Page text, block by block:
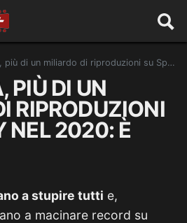
un miliardo di riproduzioni su Spotify nel 2020: è record
PIÙ DI UN
RIPRODUZIONI
NEL 2020: È
a stupire tutti e,
a macinare record su